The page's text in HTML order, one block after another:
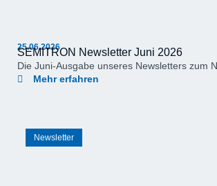
25.06.2026
SEMITRON Newsletter Juni 2026
Die Juni-Ausgabe unseres Newsletters zum
Mehr erfahren
Newsletter